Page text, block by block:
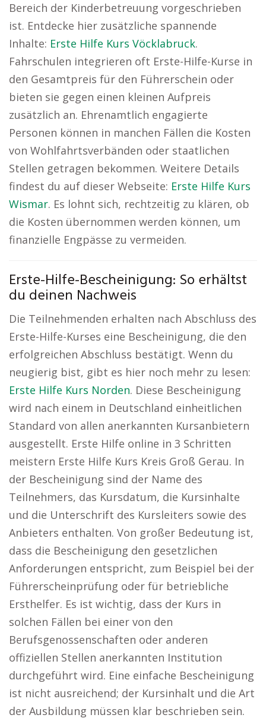
Bereich der Kinderbetreuung vorgeschrieben
ist. Entdecke hier zusätzliche spannende
Inhalte: Erste Hilfe Kurs Vöcklabruck.
Fahrschulen integrieren oft Erste-Hilfe-Kurse in
den Gesamtpreis für den Führerschein oder
bieten sie gegen einen kleinen Aufpreis
zusätzlich an. Ehrenamtlich engagierte
Personen können in manchen Fällen die Kosten
von Wohlfahrtsverbänden oder staatlichen
Stellen getragen bekommen. Weitere Details
findest du auf dieser Webseite: Erste Hilfe Kurs
Wismar. Es lohnt sich, rechtzeitig zu klären, ob
die Kosten übernommen werden können, um
finanzielle Engpässe zu vermeiden.
Erste-Hilfe-Bescheinigung: So erhältst
du deinen Nachweis
Die Teilnehmenden erhalten nach Abschluss des
Erste-Hilfe-Kurses eine Bescheinigung, die den
erfolgreichen Abschluss bestätigt. Wenn du
neugierig bist, gibt es hier noch mehr zu lesen:
Erste Hilfe Kurs Norden. Diese Bescheinigung
wird nach einem in Deutschland einheitlichen
Standard von allen anerkannten Kursanbietern
ausgestellt. Erste Hilfe online in 3 Schritten
meistern Erste Hilfe Kurs Kreis Groß Gerau. In
der Bescheinigung sind der Name des
Teilnehmers, das Kursdatum, die Kursinhalte
und die Unterschrift des Kursleiters sowie des
Anbieters enthalten. Von großer Bedeutung ist,
dass die Bescheinigung den gesetzlichen
Anforderungen entspricht, zum Beispiel bei der
Führerscheinprüfung oder für betriebliche
Ersthelfer. Es ist wichtig, dass der Kurs in
solchen Fällen bei einer von den
Berufsgenossenschaften oder anderen
offiziellen Stellen anerkannten Institution
durchgeführt wird. Eine einfache Bescheinigung
ist nicht ausreichend; der Kursinhalt und die Art
der Ausbildung müssen klar beschrieben sein.